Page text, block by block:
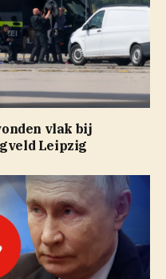
vlak bij
Leipzig